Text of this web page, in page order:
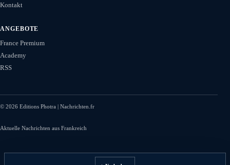
Kontakt
ANGEBOTE
France Premium
Academy
RSS
© 2026 Editions Photra | Nachrichten.fr
Aktuelle Nachrichten aus Frankreich